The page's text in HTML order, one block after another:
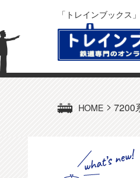
「トレインブックス
HOME > 7200